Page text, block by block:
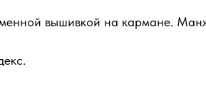
вышивкой на кармане.